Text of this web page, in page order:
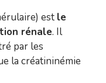
est le
rénale. Il
par les
la créatininémie